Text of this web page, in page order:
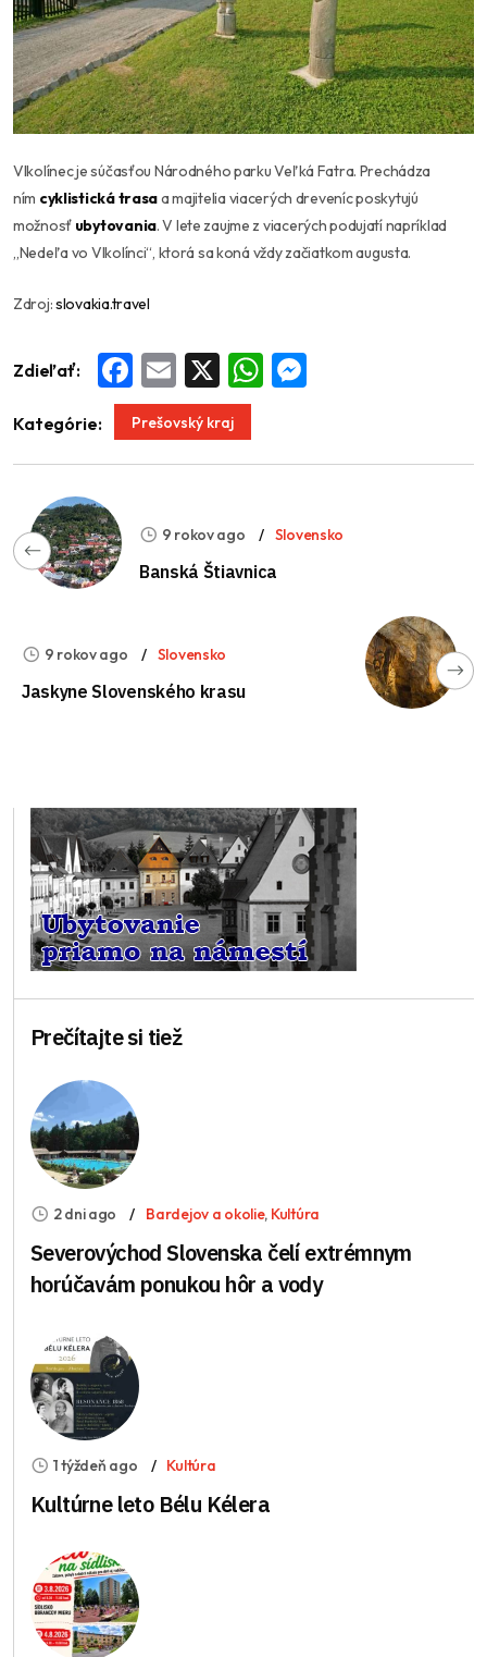
Vlkolínec je súčasťou Národného parku Veľká Fatra. Prechádza
ním cyklistická trasaa majitelia viacerých dreveníc poskytujú
možnosť ubytovania. V lete zaujme z viacerých podujatí napríklad
„Nedeľa vo Vlkolínci“, ktorá sa koná vždy začiatkom augusta.
Zdroj:slovakia.travel
Zdieľať: Facebook
Email WhatsApp
Kategórie: Prešovský kraj
9 rokov ago Slovensko
Banská Štiavnica
9 rokov ago Slovensko
Jaskyne Slovenského krasu
Prečítajte si tiež
2 dni ago Bardejov a okolie, Kultúra
Severovýchod Slovenska čelí extrémnym
horúčavám ponukou hôr a vody
1 týždeň ago Kultúra
Kultúrne leto Bélu Kélera